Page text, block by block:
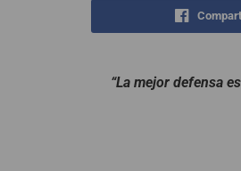
“La mejor defensa